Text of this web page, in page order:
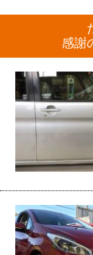
感謝